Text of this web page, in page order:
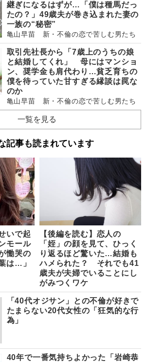
継ぎになるはずが…「僕は種馬だっ
たの？」49歳夫が巻き込まれた妻の
一族の“秘密”
亀山早苗 新・不倫の恋で苦しむ男たち
取引先社長から「7歳上のうちの娘
と結婚してくれ」 母にはマンショ
ン、奨学金も肩代わり…貧乏育ちの
僕を待っていた甘すぎる縁談は罠な
のか
亀山早苗 新・不倫の恋で苦しむ男たち
一覧を見る
記事も読まれています
いで起
モール
慟哭の
は…」
【後編を読む】恋人の
「姪」の顔を見て、ひっく
り返るほど驚いた…結婚も
ハメられた？ それでも41
歳夫が夫婦でいることにし
がみつくワケ
「40代オジサン」との不倫が好きで
たまらない20代女性の「狂気的な行
為」
40年で一番気持ちよかった「岩崎恭